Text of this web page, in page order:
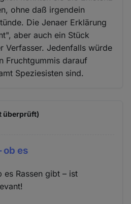
ohne daß irgendein
Die Jenaer Erklärung
aber auch ein Stück
Verfasser. Jedenfalls würde
Fruchtgummis darauf
Speziesisten sind.
überprüft)
ob es
es Rassen gibt – ist